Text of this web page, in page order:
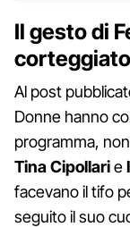
Il gesto di
Al post
Donne hanno
programma,
Tina Cipollarie
facevano il tifo
seguito il suo